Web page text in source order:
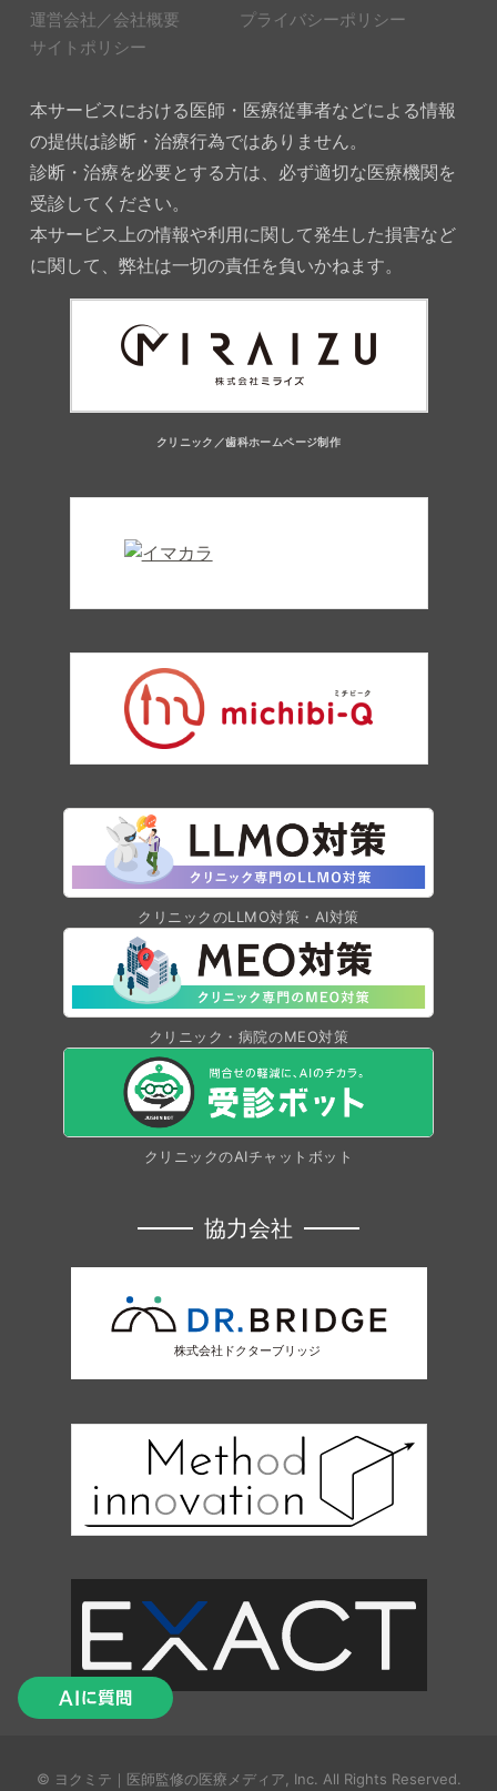
運営会社／会社概要
プライバシーポリシー
サイトポリシー
本サービスにおける医師・医療従事者などによる情報
の提供は診断・治療行為ではありません。
診断・治療を必要とする方は、必ず適切な医療機関を
受診してください。
本サービス上の情報や利用に関して発生した損害など
に関して、弊社は一切の責任を負いかねます。
クリニック／歯科ホームページ制作
クリニックのLLMO対策・AI対策
クリニック・病院のMEO対策
クリニックのAIチャットボット
協力会社
© ヨクミテ｜医師監修の医療メディア, Inc. All Rights Reserved.